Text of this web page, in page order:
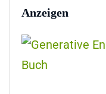
Anzeigen